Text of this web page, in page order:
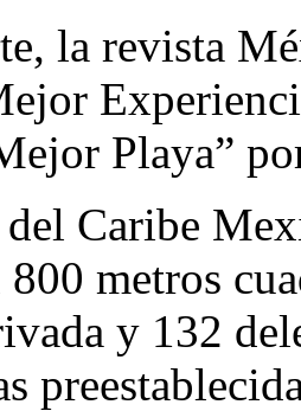
la revista
Playa”
Caribe
metros
y 132